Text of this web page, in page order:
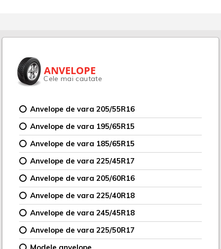
ANVELOPE
Cele mai cautate
Anvelope de vara 205/55R16
Anvelope de vara 195/65R15
Anvelope de vara 185/65R15
Anvelope de vara 225/45R17
Anvelope de vara 205/60R16
Anvelope de vara 225/40R18
Anvelope de vara 245/45R18
Anvelope de vara 225/50R17